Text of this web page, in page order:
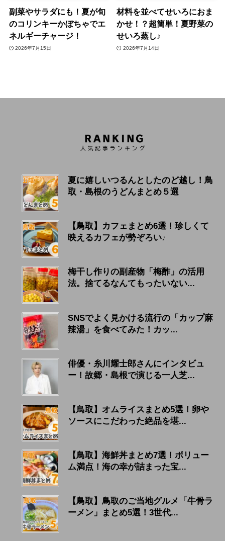
副菜やサラダにも！夏が旬
のコリンキーかぼちゃでエ
ネルギーチャージ！
2026年7月15日
材料を並べてせいろにおま
かせ！？超簡単！夏野菜の
せいろ蒸し♪
2026年7月14日
夏に嬉しいつるんとしたのど越し！鳥
取・島根のうどんまとめ５選
【鳥取】カフェまとめ6選！珍しくて
映えるカフェが勢ぞろい♪
梅干し作りの副産物「梅酢」の活用
法。捨てるなんてもったいない...
SNSでよく見かける流行の「カップ麻
辣湯」を食べてみた！カッ...
俳優・糸川耀士郎さんにインタビュ
ー！故郷・島根で演じる一人芝...
【鳥取】オムライスまとめ5選！卵や
ソースにこだわった絶品を堪...
【鳥取】海鮮丼まとめ7選！ボリュー
ム満点！海の幸が詰まった宝...
【鳥取】鳥取のご当地グルメ「牛骨ラ
ーメン」まとめ5選！3世代...